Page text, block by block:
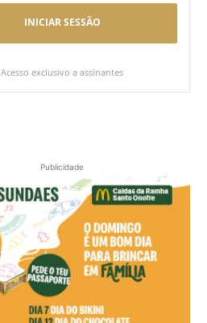
INICIAR SESSÃO
Acesso exclusivo a assinantes
Publicidade